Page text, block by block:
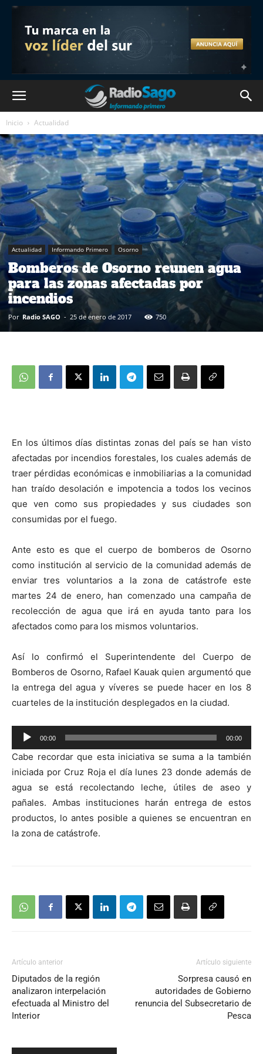
Inicio Actualidad
Actualidad Informando Primero Osorno
Bomberos de Osorno reunen agua
para las zonas afectadas por
incendios
Por Radio SAGO - 25 de enero de 2017 750
En los últimos días distintas zonas del país se han visto
afectadas por incendios forestales, los cuales además de
traer pérdidas económicas e inmobiliarias a la comunidad
han traído desolación e impotencia a todos los vecinos
que ven como sus propiedades y sus ciudades son
consumidas por el fuego.
Ante esto es que el cuerpo de bomberos de Osorno
como institución al servicio de la comunidad además de
enviar tres voluntarios a la zona de catástrofe este
martes 24 de enero, han comenzado una campaña de
recolección de agua que irá en ayuda tanto para los
afectados como para los mismos voluntarios.
Así lo confirmó el Superintendente del Cuerpo de
Bomberos de Osorno, Rafael Kauak quien argumentó que
la entrega del agua y víveres se puede hacer en los 8
cuarteles de la institución desplegados en la ciudad.
Reproductor
de
audio
00:00 00:00
Cabe recordar que esta iniciativa se suma a la también
iniciada por Cruz Roja el día lunes 23 donde además de
agua se está recolectando leche, útiles de aseo y
pañales. Ambas instituciones harán entrega de estos
productos, lo antes posible a quienes se encuentran en
la zona de catástrofe.
Artículo anterior
Diputados de la región
analizaron interpelación
efectuada al Ministro del
Interior
Artículo siguiente
Sorpresa causó en
autoridades de Gobierno
renuncia del Subsecretario de
Pesca